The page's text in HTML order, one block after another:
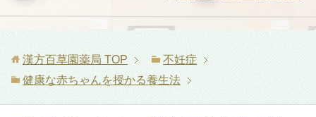
漢方百草園薬局 TOP
不妊症
健康な赤ちゃんを授かる養生法